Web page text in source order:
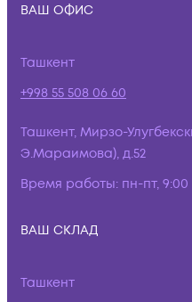
ВАШ ОФИС
Ташкент
+998 55 508 06 60
Ташкент, Мирзо-
Э.Мараимова), д.52
Время работы: пн-пт, 9:00
ВАШ СКЛАД
Ташкент